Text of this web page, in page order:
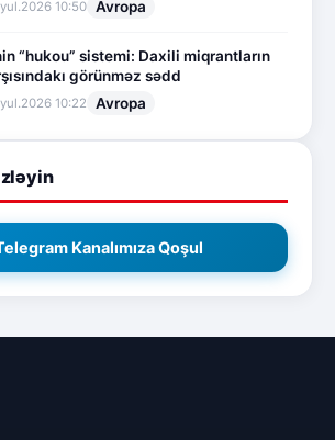
10:50 Avropa
“hukou” sistemi: Daxili miqrantların
görünməz sədd
10:22 Avropa
Kanalımıza Qoşul